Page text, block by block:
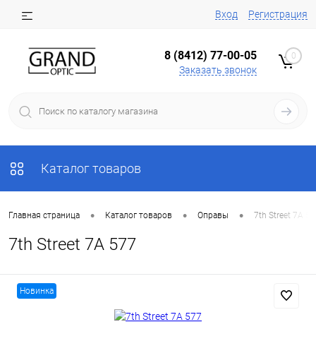
Вход Регистрация
8 (8412) 77-00-05
Заказать звонок
0
Каталог товаров
Главная страница • Каталог товаров • Оправы • 7th Street 7A
7th Street 7A 577
Новинка